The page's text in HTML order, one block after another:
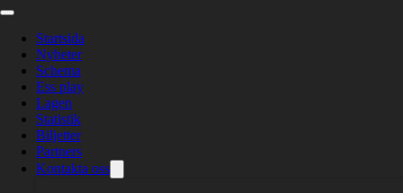
Startsida
Nyheter
Schema
Ess play
Lagen
Statistik
Biljetter
Partners
Kontakta oss